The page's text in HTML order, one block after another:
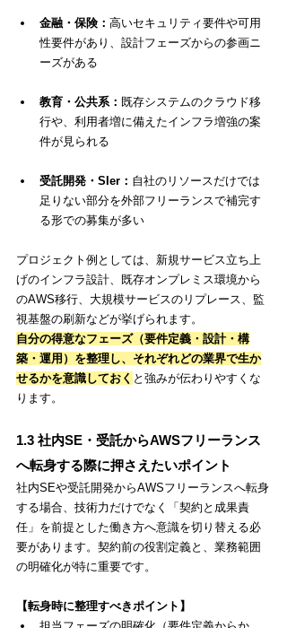
金融・保険： 高いセキュリティ要件や可用
性要件があり、設計フェーズからの参画ニ
ーズがある
教育・公共系： 既存システムのクラウド移
行や、利用者増に備えたインフラ増強の案
件が見られる
受託開発・SIer： 自社のリソースだけでは
足りない部分を外部フリーランスで補完す
る形での募集が多い
プロジェクト例としては、新規サービス立ち上
げのインフラ設計、既存オンプレミス環境から
のAWS移行、大規模サービスのリプレース、監
視基盤の刷新などが挙げられます。
自分の得意なフェーズ（要件定義・設計・構
築・運用）を整理し、それぞれどの業界で生か
せるかを意識しておく と強みが伝わりやすくな
ります。
1.3 社内SE・受託からAWSフリーランス
へ転身する際に押さえたいポイント
社内SEや受託開発からAWSフリーランスへ転身
する場合、技術力だけでなく「契約と成果責
任」を前提とした働き方へ意識を切り替える必
要があります。契約前の役割定義と、業務範囲
の明確化が特に重要です。
【転身時に整理すべきポイント】